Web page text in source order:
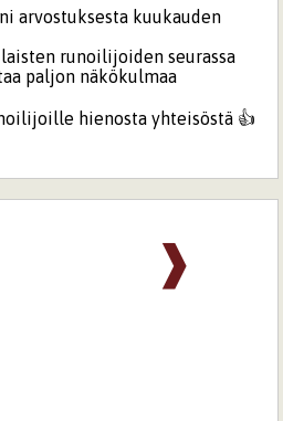
arvostuksesta kuukauden
runoilijoiden seurassa
paljon näkökulmaa
hienosta yhteisöstä 👍
❱